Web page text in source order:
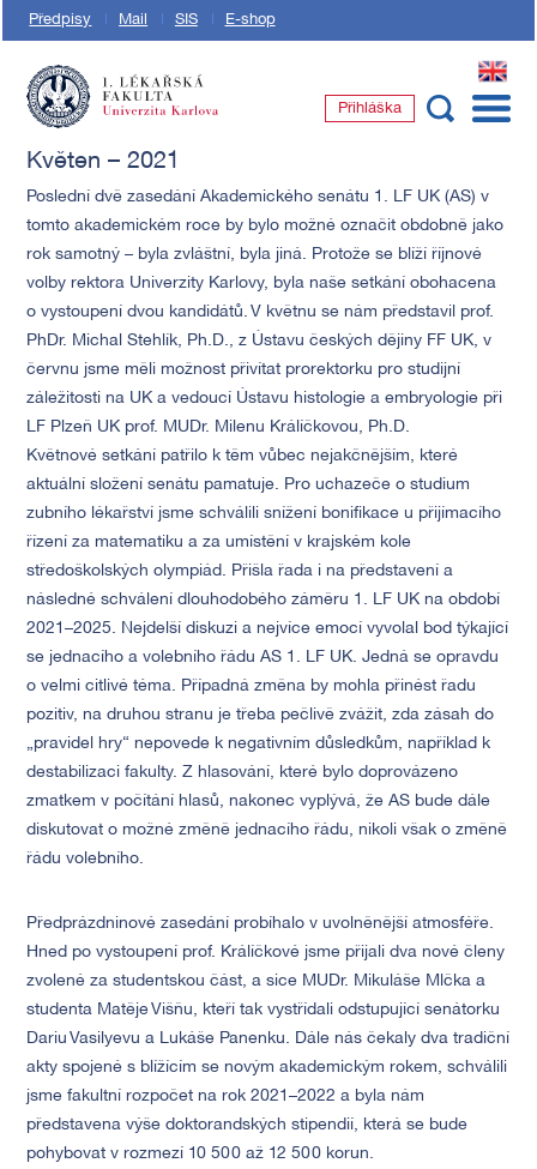
Předpisy Mail SIS E-shop
EN
Přihláška
Květen – 2021
Poslední dvě zasedání Akademického senátu 1. LF UK (AS) v
tomto akademickém roce by bylo možné označit obdobně jako
rok samotný – byla zvláštní, byla jiná. Protože se blíží říjnové
volby rektora Univerzity Karlovy, byla naše setkání obohacena
o vystoupení dvou kandidátů. V květnu se nám představil prof.
PhDr. Michal Stehlík, Ph.D., z Ústavu českých dějiny FF UK, v
červnu jsme měli možnost přivítat prorektorku pro studijní
záležitosti na UK a vedoucí Ústavu histologie a embryologie při
LF Plzeň UK prof. MUDr. Milenu Králíčkovou, Ph.D.
Květnové setkání patřilo k těm vůbec nejakčnějším, které
aktuální složení senátu pamatuje. Pro uchazeče o studium
zubního lékařství jsme schválili snížení bonifikace u přijímacího
řízení za matematiku a za umístění v krajském kole
středoškolských olympiád. Přišla řada i na představení a
následné schválení dlouhodobého záměru 1. LF UK na období
2021–2025. Nejdelší diskuzi a nejvíce emocí vyvolal bod týkající
se jednacího a volebního řádu AS 1. LF UK. Jedná se opravdu
o velmi citlivé téma. Případná změna by mohla přinést řadu
pozitiv, na druhou stranu je třeba pečlivě zvážit, zda zásah do
„pravidel hry“ nepovede k negativním důsledkům, například k
destabilizaci fakulty. Z hlasování, které bylo doprovázeno
zmatkem v počítání hlasů, nakonec vyplývá, že AS bude dále
diskutovat o možné změně jednacího řádu, nikoli však o změně
řádu volebního.
Předprázdninové zasedání probíhalo v uvolněnější atmosféře.
Hned po vystoupení prof. Králíčkové jsme přijali dva nové členy
zvolené za studentskou část, a sice MUDr. Mikuláše Mlčka a
studenta Matěje Višňu, kteří tak vystřídali odstupující senátorku
Dariu Vasilyevu a Lukáše Panenku. Dále nás čekaly dva tradiční
akty spojené s blížícím se novým akademickým rokem, schválili
jsme fakultní rozpočet na rok 2021–2022 a byla nám
představena výše doktorandských stipendií, která se bude
pohybovat v rozmezí 10 500 až 12 500 korun.